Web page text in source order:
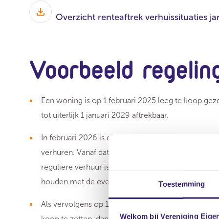
Toestemming
Welkom bij Vereniging
Overzicht renteaftrek verhuissituaties
Voorbeeld
Een woning is op 1 februari 2025 leeg te koop
tot uiterlijk 1 januari 2029 aftrekbaar.
In februari 2026 is de woning nog steeds niet
verhuren. Vanaf dat moment valt de woning in
reguliere verhuur is de bijleenregeling hier nog
houden met de eventuele overwaarde van de
Als vervolgens op 1 februari 2027 wordt besloten